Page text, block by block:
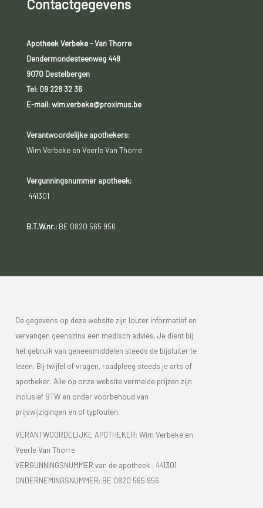
Contactgegevens
Apotheek Verbeke - Van Thorre
Dendermondesteenweg 448
9070 Destelbergen
Tel: 09 228 32 36
E-mail: wim.verbeke@proximus.be
Verantwoordelijke apothekers:
Wim Verbeke en Veerle Van Thorre
Vergunningsnummer apotheek:
441301
B.T.W.nr.:BE 0820 565 956
De gegevens op deze website zijn louter informatief en
vervangen geenszins een medisch advies. Je dient bij
het gebruik van geneesmiddelen steeds de bijsluiter te
lezen. Bij twijfel of vragen, raadpleeg steeds je arts of
apotheker. Alle op onze website vermelde prijzen zijn
inclusief BTW en onder voorbehoud van
prijswijzigingen en of typfouten.
VERANTWOORDELIJKE APOTHEKER: Wim Verbeke en
Veerle Van Thorre
VERGUNNINGSNUMMER van de apotheek : 441301
ONDERNEMINGSNUMMER: BE 0820 565 956